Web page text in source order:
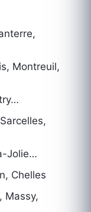
Montreuil,
Jolie…
Chelles
Massy,